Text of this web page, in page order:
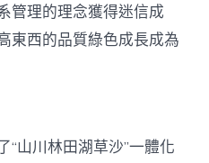
管理的理念獲得迷信成
東西的品質綠色成長成為
“山川林田湖草沙”一體化